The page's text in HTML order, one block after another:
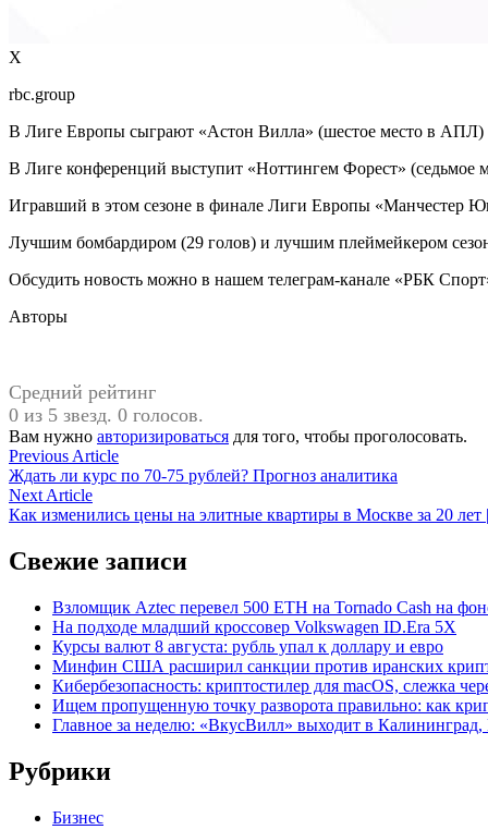
Х
rbc.group
В Лиге Европы сыграют «Астон Вилла» (шестое место в АПЛ)
В Лиге конференций выступит «Ноттингем Форест» (седьмое
Игравший в этом сезоне в финале Лиги Европы «Манчестер
Лучшим бомбардиром (29 голов) и лучшим плеймейкером
Обсудить новость можно в нашем телеграм-канале «РБК
Авторы
Средний рейтинг
0 из 5 звезд. 0 голосов.
Вам нужно авторизироваться для того, чтобы проголосовать.
Навигация
по
записям
Previous ArticlePrevious
article:
Ждать ли курс по 70-75 рублей? Прогноз аналитика
Next ArticleNext
article:
Как изменились цены на элитные квартиры в Москве за 20
Свежие записи
Взломщик Aztec перевел 500 ETH на Tornado Cash на
На подходе младший кроссовер Volkswagen ID.Era 5X
Курсы валют 8 августа: рубль упал к доллару и евро
Минфин США расширил санкции против иранских
Кибербезопасность: криптостилер для macOS, слежка
Ищем пропущенную точку разворота правильно: как
Главное за неделю: «ВкусВилл» выходит в
Рубрики
Бизнес